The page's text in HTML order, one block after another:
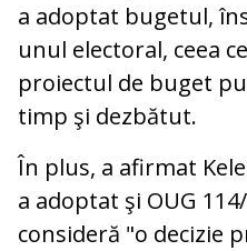
a adoptat bugetul,
unul electoral, ceea
proiectul de buget
timp şi dezbătut.
În plus, a afirmat
a adoptat şi OUG
consideră "o decizie